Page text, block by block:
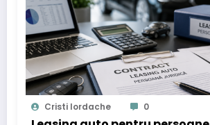
Cristi Iordache 0